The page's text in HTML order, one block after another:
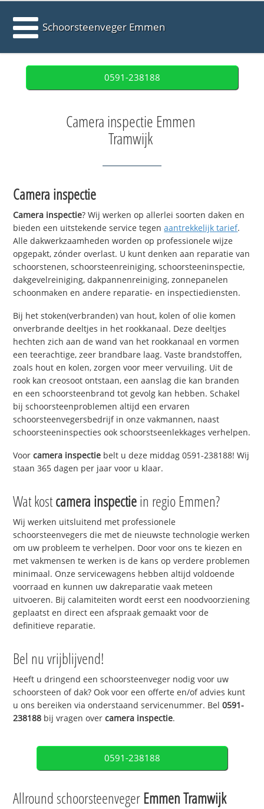
Schoorsteenveger Emmen
0591-238188
Camera inspectie Emmen
Tramwijk
Camera inspectie
Camera inspectie? Wij werken op allerlei soorten daken en
bieden een uitstekende service tegenaantrekkelijk tarief.
Alle dakwerkzaamheden worden op professionele wijze
opgepakt, zónder overlast. U kunt denken aan reparatie van
schoorstenen, schoorsteenreiniging, schoorsteeninspectie,
dakgevelreiniging, dakpannenreiniging, zonnepanelen
schoonmaken en andere reparatie- en inspectiediensten.
Bij het stoken(verbranden) van hout, kolen of olie komen
onverbrande deeltjes in het rookkanaal. Deze deeltjes
hechten zich aan de wand van het rookkanaal en vormen
een teerachtige, zeer brandbare laag. Vaste brandstoffen,
zoals hout en kolen, zorgen voor meer vervuiling. Uit de
rook kan creosoot ontstaan, een aanslag die kan branden
en een schoorsteenbrand tot gevolg kan hebben. Schakel
bij schoorsteenproblemen altijd een ervaren
schoorsteenvegersbedrijf in onze vakmannen, naast
schoorsteeninspecties ook schoorstseenlekkages verhelpen.
Voorcamera inspectie belt u deze middag 0591-238188! Wij
staan 365 dagen per jaar voor u klaar.
Wat kostcamera inspectiein regio Emmen?
Wij werken uitsluitend met professionele
schoorsteenvegers die met de nieuwste technologie werken
om uw probleem te verhelpen. Door voor ons te kiezen en
met vakmensen te werken is de kans op verdere problemen
minimaal. Onze servicewagens hebben altijd voldoende
voorraad en kunnen uw dakreparatie vaak meteen
uitvoeren. Bij calamiteiten wordt eerst een noodvoorziening
geplaatst en direct een afspraak gemaakt voor de
definitieve reparatie.
Bel nu vrijblijvend!
Heeft u dringend een schoorsteenveger nodig voor uw
schoorsteen of dak? Ook voor een offerte en/of advies kunt
u ons bereiken via onderstaand servicenummer. Bel0591-
238188 bij vragen overcamera inspectie.
0591-238188
Allround schoorsteenveger Emmen Tramwijk